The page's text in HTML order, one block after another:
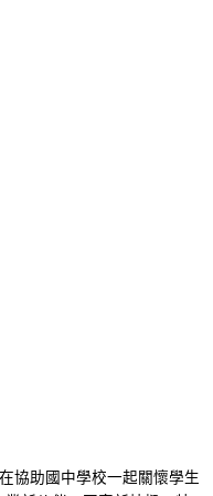
協助國中學校一起關懷學生